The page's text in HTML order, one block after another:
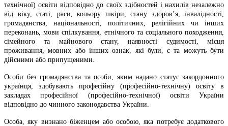
технічної) освіти відповідно до своїх здібностей і нахилів незалежно
від віку, статі, раси, кольору шкіри, стану здоров’я, інвалідності,
громадянства, національності, політичних, релігійних чи інших
переконань, мови спілкування, етнічного та соціального походження,
сімейного та майнового стану, наявності судимості, місця
проживання, мовних або інших ознак, які були, є та можуть бути
дійсними або припущеними.
Особи без громадянства та особи, яким надано статус закордонного
українця, здобувають професійну (професійно-технічну) освіту в
закладах професійної (професійно-технічної) освіти України
відповідно до чинного законодавства України.
Особа, яку визнано біженцем або особою, яка потребує додаткового